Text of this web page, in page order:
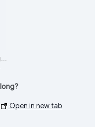
Open in new tab